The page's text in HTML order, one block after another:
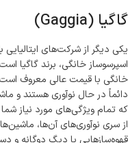
گاگیا (Gaggia)
یکی دیگر از شرکت‌های
اسپرسوساز خانگی، برند گاگیا
خانگی با قیمت عالی معروف است.
دائماً در حال نوآوری هستند و
که تمام ویژگی‌های مورد نیاز شما